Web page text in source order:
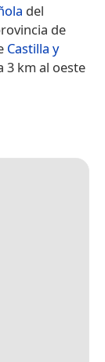
del
de
Castilla y
3 km al oeste